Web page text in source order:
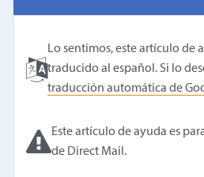
Lo sentimos, este artículo de
traducido al español. Si lo
traducción automática de
Este artículo de ayuda es
de Direct Mail.